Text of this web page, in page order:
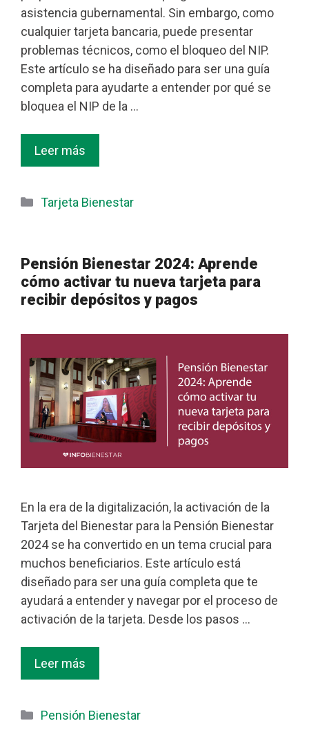
asistencia gubernamental. Sin embargo, como
cualquier tarjeta bancaria, puede presentar
problemas técnicos, como el bloqueo del NIP.
Este artículo se ha diseñado para ser una guía
completa para ayudarte a entender por qué se
bloquea el NIP de la …
Leer más
Categorías
Tarjeta Bienestar
Pensión Bienestar 2024: Aprende
cómo activar tu nueva tarjeta para
recibir depósitos y pagos
En la era de la digitalización, la activación de la
Tarjeta del Bienestar para la Pensión Bienestar
2024 se ha convertido en un tema crucial para
muchos beneficiarios. Este artículo está
diseñado para ser una guía completa que te
ayudará a entender y navegar por el proceso de
activación de la tarjeta. Desde los pasos …
Leer más
Categorías
Pensión Bienestar